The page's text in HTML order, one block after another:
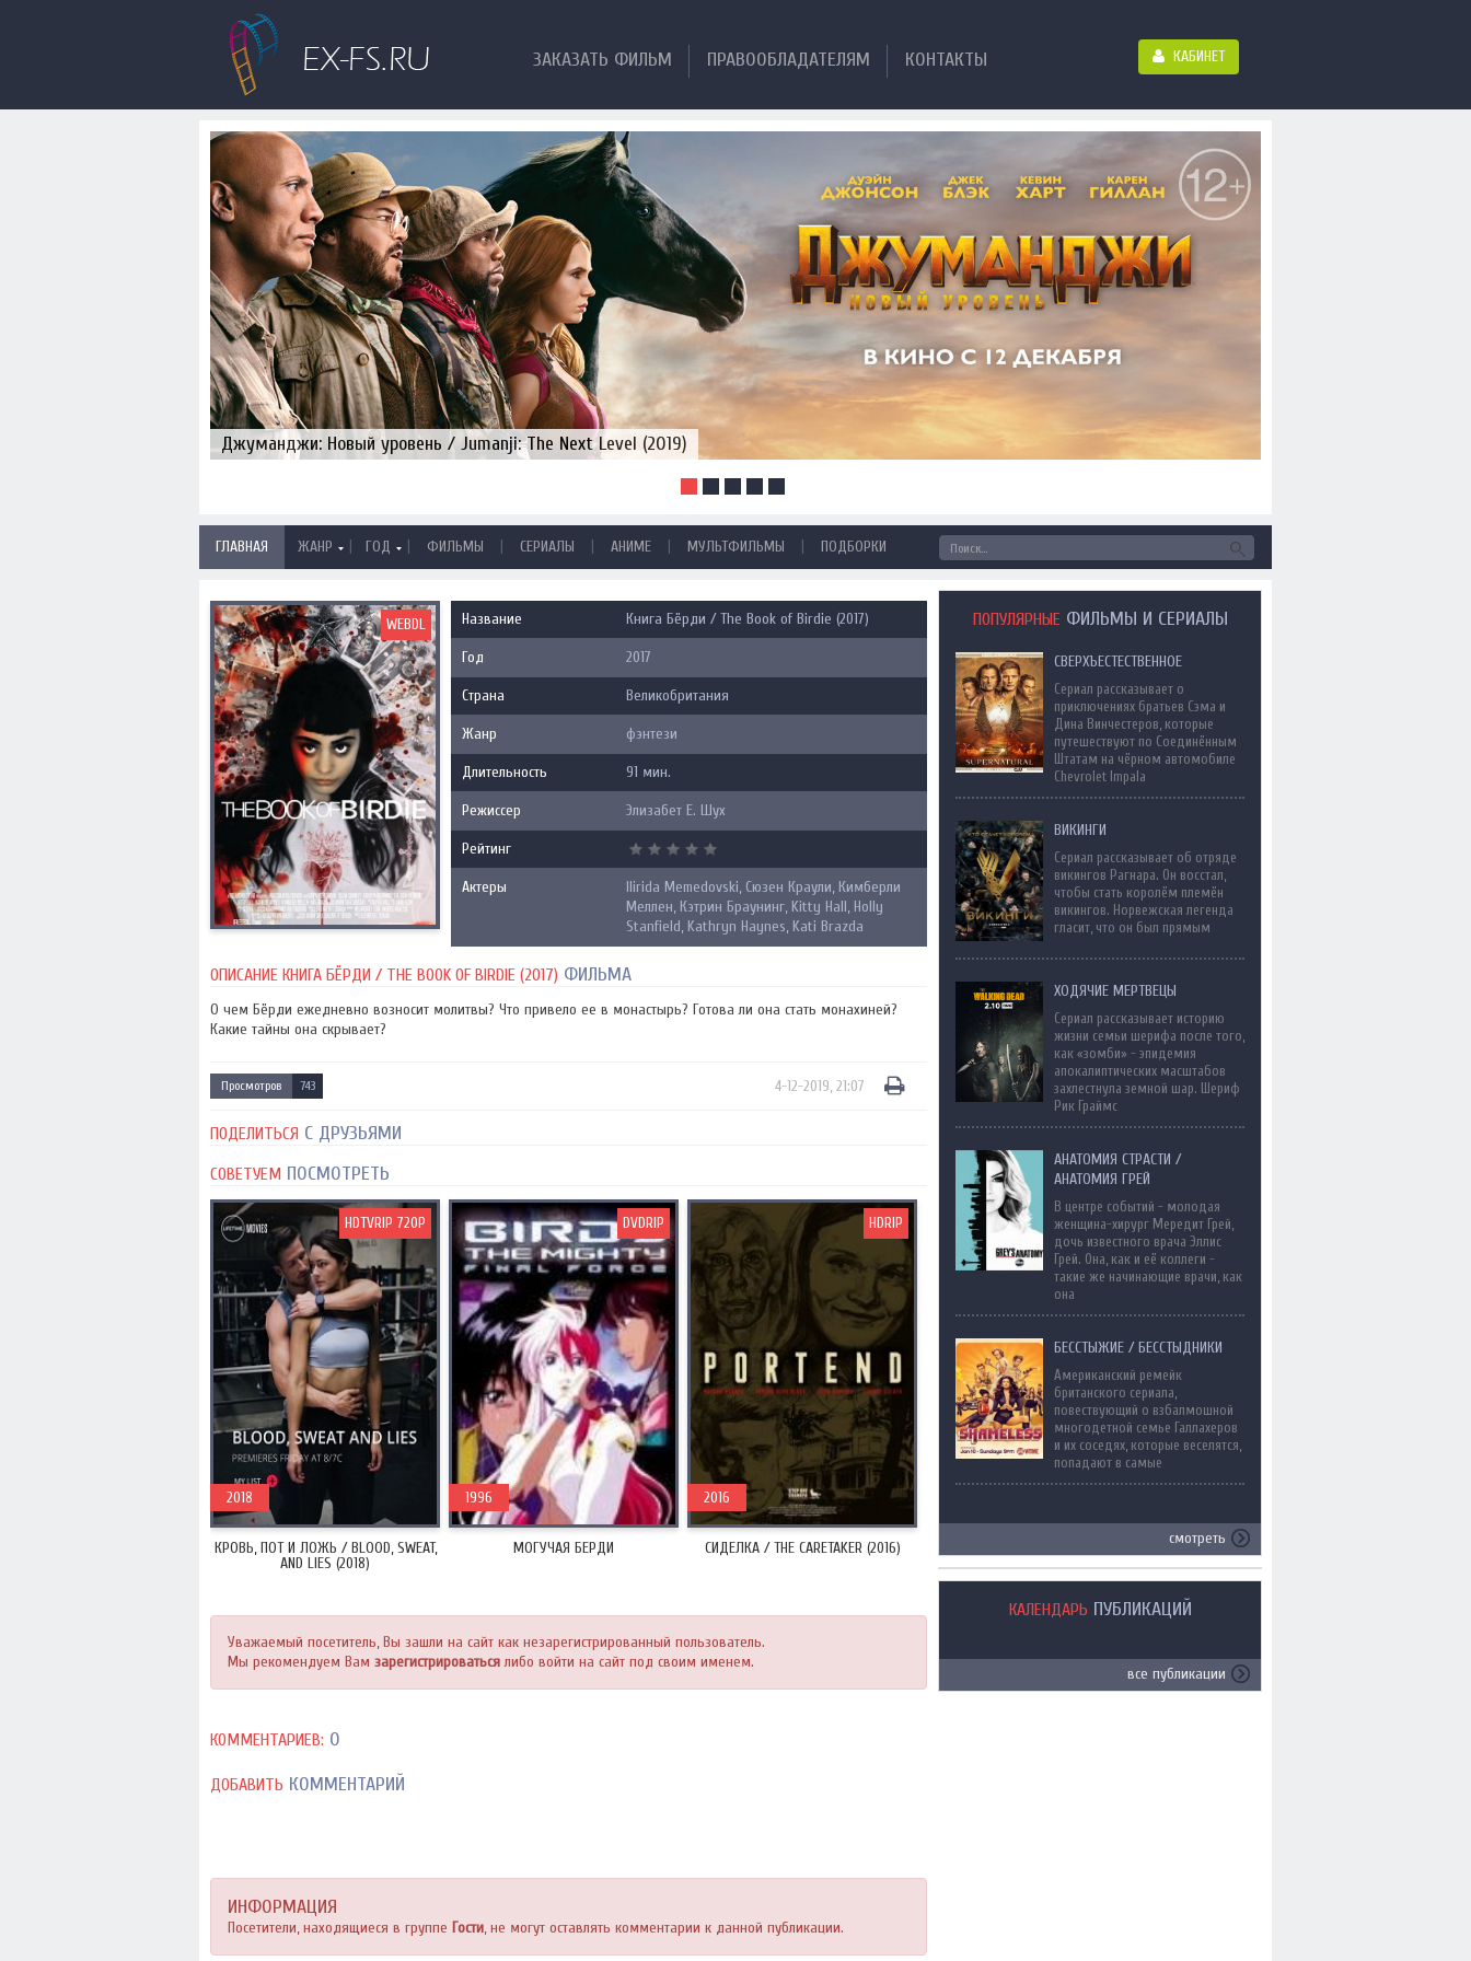
ЗАКАЗАТЬ ФИЛЬМ ПРАВООБЛАДАТЕЛЯМ КОНТАКТЫ КАБИНЕТ
Джуманджи: Новый уровень / Jumanji: The Next Level (2019)
ГЛАВНАЯ ЖАНР | ГОД | ФИЛЬМЫ | СЕРИАЛЫ | АНИМЕ | МУЛЬТФИЛЬМЫ | ПОДБОРКИ
WEBDL Название Книга Бёрди / The Book of Birdie (2017)
Год 2017
Страна Великобритания
Жанр фэнтези
Длительность 91 мин.
Режиссер Элизабет Е. Шух
Рейтинг
Актеры
Ilirida Memedovski, Сюзен Краули, Кимберли
Меллен, Кэтрин Браунинг, Kitty Hall, Holly
Stanfield, Kathryn Haynes, Kati Brazda
ОПИСАНИЕ КНИГА БЁРДИ / THE BOOK OF BIRDIE (2017) ФИЛЬМА
О чем Бёрди ежедневно возносит молитвы? Что привело ее в монастырь? Готова ли она стать монахиней?
Какие тайны она скрывает?
Просмотров 743 4-12-2019, 21:07
ПОДЕЛИТЬСЯ С ДРУЗЬЯМИ
СОВЕТУЕМ ПОСМОТРЕТЬ
КРОВЬ, ПОТ И ЛОЖЬ / BLOOD, SWEAT,
AND LIES (2018)
2018
HDTVRIP 720P
МОГУЧАЯ БЕРДИ
1996
DVDRIP
СИДЕЛКА / THE CARETAKER (2016)
2016
HDRIP
Уважаемый посетитель, Вы зашли на сайт как незарегистрированный пользователь.
Мы рекомендуем Вам зарегистрироватьсялибо войти на сайт под своим именем.
КОММЕНТАРИЕВ: 0
ДОБАВИТЬ КОММЕНТАРИЙ
ИНФОРМАЦИЯ
Посетители, находящиеся в группе Гости, не могут оставлять комментарии к данной публикации.
ПОПУЛЯРНЫЕ ФИЛЬМЫ И СЕРИАЛЫ
СВЕРХЪЕСТЕСТВЕННОЕ
Сериал рассказывает о
приключениях братьев Сэма и
Дина Винчестеров, которые
путешествуют по Соединённым
Штатам на чёрном автомобиле
Chevrolet Impala
ВИКИНГИ
Сериал рассказывает об отряде
викингов Рагнара. Он восстал,
чтобы стать королём племён
викингов. Норвежская легенда
гласит, что он был прямым
ХОДЯЧИЕ МЕРТВЕЦЫ
Сериал рассказывает историю
жизни семьи шерифа после того,
как «зомби» - эпидемия
апокалиптических масштабов
захлестнула земной шар. Шериф
Рик Граймс
АНАТОМИЯ СТРАСТИ /
АНАТОМИЯ ГРЕЙ
В центре событий - молодая
женщина-хирург Мередит Грей,
дочь известного врача Эллис
Грей. Она, как и её коллеги -
такие же начинающие врачи, как
она
БЕССТЫЖИЕ / БЕССТЫДНИКИ
Американский ремейк
британского сериала,
повествующий о взбалмошной
многодетной семье Галлахеров
и их соседях, которые веселятся,
попадают в самые
смотреть
КАЛЕНДАРЬ ПУБЛИКАЦИЙ
все публикации